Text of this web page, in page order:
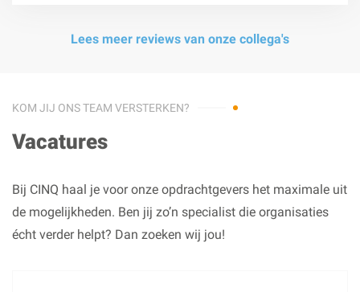
Lees meer reviews van onze collega's
KOM JIJ ONS TEAM VERSTERKEN?
Vacatures
Bij CINQ haal je voor onze opdrachtgevers het maximale uit
de mogelijkheden. Ben jij zo’n specialist die organisaties
écht verder helpt? Dan zoeken wij jou!